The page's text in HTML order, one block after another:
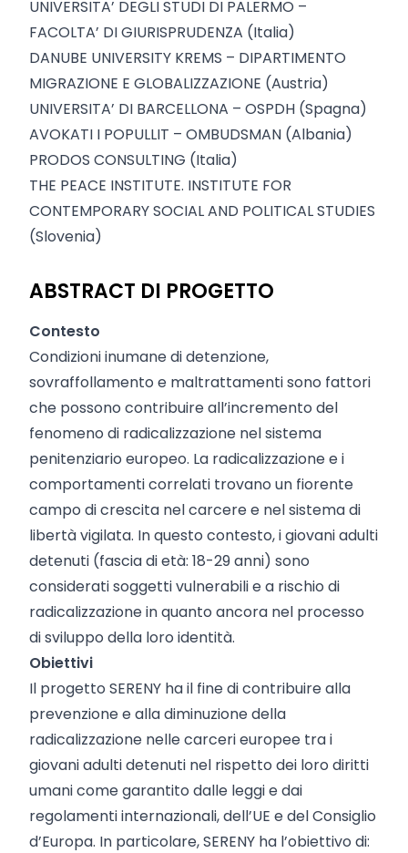
UNIVERSITA’ DEGLI STUDI DI PALERMO –
FACOLTA’ DI GIURISPRUDENZA (Italia)
DANUBE UNIVERSITY KREMS – DIPARTIMENTO
MIGRAZIONE E GLOBALIZZAZIONE (Austria)
UNIVERSITA’ DI BARCELLONA – OSPDH (Spagna)
AVOKATI I POPULLIT – OMBUDSMAN (Albania)
PRODOS CONSULTING (Italia)
THE PEACE INSTITUTE. INSTITUTE FOR
CONTEMPORARY SOCIAL AND POLITICAL STUDIES
(Slovenia)
ABSTRACT DI PROGETTO
Contesto
Condizioni inumane di detenzione,
sovraffollamento e maltrattamenti sono fattori
che possono contribuire all’incremento del
fenomeno di radicalizzazione nel sistema
penitenziario europeo. La radicalizzazione e i
comportamenti correlati trovano un fiorente
campo di crescita nel carcere e nel sistema di
libertà vigilata. In questo contesto, i giovani adulti
detenuti (fascia di età: 18-29 anni) sono
considerati soggetti vulnerabili e a rischio di
radicalizzazione in quanto ancora nel processo
di sviluppo della loro identità.
Obiettivi
Il progetto SERENY ha il fine di contribuire alla
prevenzione e alla diminuzione della
radicalizzazione nelle carceri europee tra i
giovani adulti detenuti nel rispetto dei loro diritti
umani come garantito dalle leggi e dai
regolamenti internazionali, dell’UE e del Consiglio
d’Europa. In particolare, SERENY ha l’obiettivo di: